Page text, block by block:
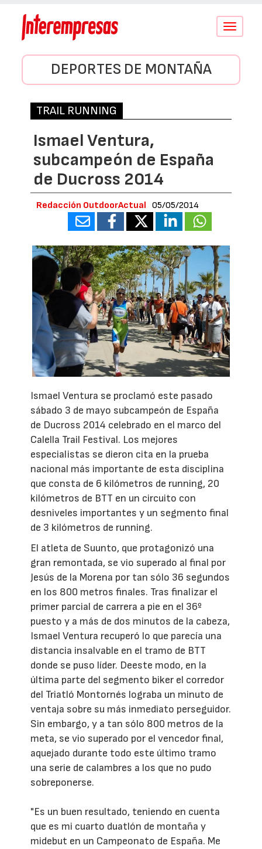
Conmutar
DEPORTES DE MONTAÑA
TRAIL RUNNING
Ismael Ventura,
subcampeón de España
de Ducross 2014
Redacción OutdoorActual 05/05/2014
Ismael Ventura se proclamó este pasado
sábado 3 de mayo subcampeón de España
de Ducross 2014 celebrado en el marco del
Calella Trail Festival. Los mejores
especialistas se dieron cita en la prueba
nacional más importante de esta disciplina
que consta de 6 kilómetros de running, 20
kilómetros de BTT en un circuito con
desniveles importantes y un segmento final
de 3 kilómetros de running.
El atleta de Suunto, que protagonizó una
gran remontada, se vio superado al final por
Jesús de la Morena por tan sólo 36 segundos
en los 800 metros finales. Tras finalizar el
primer parcial de carrera a pie en el 36º
puesto y a más de dos minutos de la cabeza,
Ismael Ventura recuperó lo que parecía una
distancia insalvable en el tramo de BTT
donde se puso líder. Deeste modo, en la
última parte del segmento biker el corredor
del Triatló Montornés lograba un minuto de
ventaja sobre su más inmediato perseguidor.
Sin embargo, y a tan sólo 800 metros de la
meta, se vio superado por el vencedor final,
aquejado durante todo este último tramo
una serie de calambres a los que no pudo
sobreponerse.
"Es un buen resultado, teniendo en cuenta
que es mi cuarto duatlón de montaña y
midebut en un Campeonato de España. Me